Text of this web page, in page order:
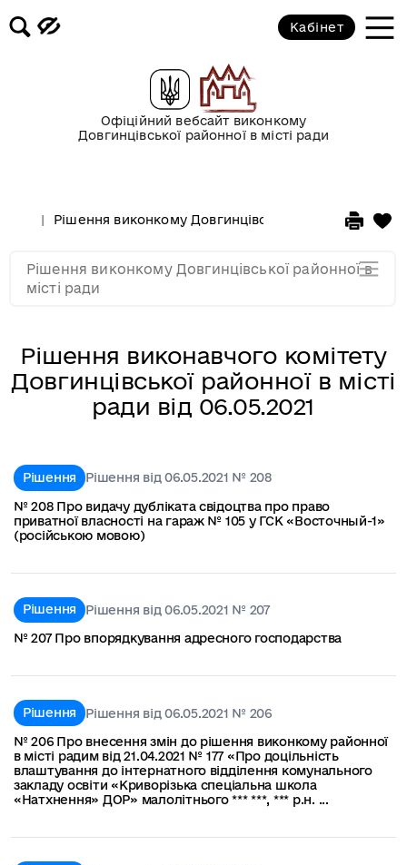
Офіційний вебсайт виконкому
Довгинцівської районної в місті ради
Кабінет
Рішення виконкому Довгинцівської районної в
Рішення виконавчого комітету
Довгинцівської районної в місті
ради від 06.05.2021
Рішення
Рішення від 06.05.2021 № 208
№ 208 Про видачу дубліката свідоцтва про право
приватної власності на гараж № 105 у ГСК «Восточный-1»
(російською мовою)
Рішення
Рішення від 06.05.2021 № 207
№ 207 Про впорядкування адресного господарства
Рішення
Рішення від 06.05.2021 № 206
№ 206 Про внесення змін до рішення виконкому районної
в місті радим від 21.04.2021 № 177 «Про доцільність
влаштування до інтернатного відділення комунального
закладу освіти «Криворізька спеціальна школа
«Натхнення» ДОР» малолітнього *** ***, *** р.н. ...
Рішення виконкому Довгинцівської районної в
місті ради
2017 рік
2015 рік
2013 рік
2012 рік